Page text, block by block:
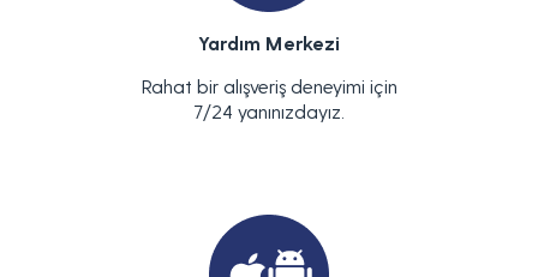
Yardım Merkezi
Rahat bir alışveriş deneyimi için
7/24 yanınızdayız.